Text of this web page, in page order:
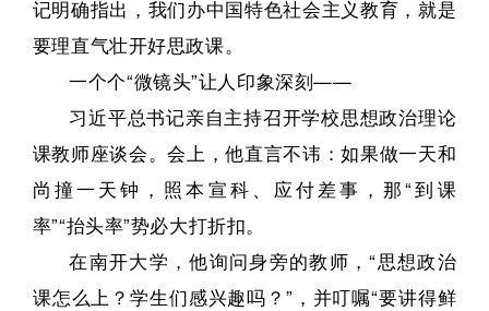
记明确指出，我们办中国特色社会主义教育，就是
要理直气壮开好思政课。
一个个“微镜头”让人印象深刻——
习近平总书记亲自主持召开学校思想政治理论
课教师座谈会。会上，他直言不讳：如果做一天和
尚撞一天钟，照本宣科、应付差事，那“到课
率”“抬头率”势必大打折扣。
在南开大学，他询问身旁的教师，“思想政治
课怎么上？学生们感兴趣吗？”，并叮嘱“要讲得鲜